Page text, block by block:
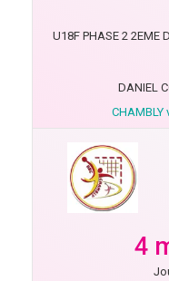
U18F PHASE 2 2EME
DANIEL
CHAMBLY
4